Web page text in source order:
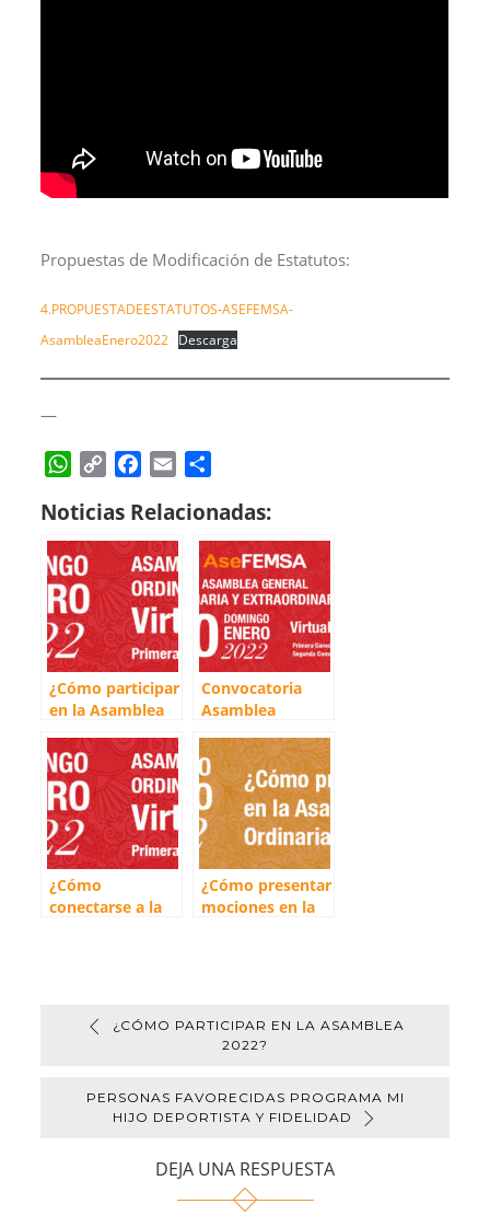
Propuestas de Modificación de Estatutos:
4.PROPUESTADEESTATUTOS-ASEFEMSA-
AsambleaEnero2022 Descarga
—
W
a
t
s
A
p
p
p
y
L
i
n
k
c
e
b
o
o
k
a
i
l
m
p
a
r
t
i
r
Noticias Relacionadas:
¿Cómo participar
en la Asamblea
Convocatoria
Asamblea
Ordinaria y
Extraordinaria
Enero 2022
¿Cómo
conectarse a la
¿Cómo presentar
mociones en la
¿CÓMO PARTICIPAR EN LA ASAMBLEA
2022?
PERSONAS FAVORECIDAS PROGRAMA MI
HIJO DEPORTISTA Y FIDELIDAD
DEJA UNA RESPUESTA